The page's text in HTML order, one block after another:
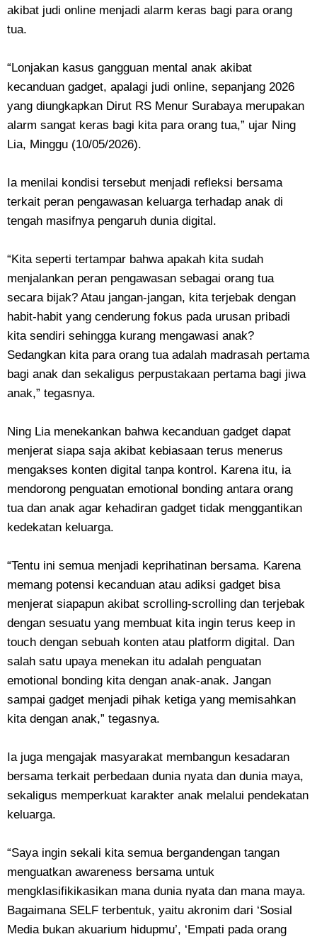
akibat judi online menjadi alarm keras bagi para orang
tua.
“Lonjakan kasus gangguan mental anak akibat
kecanduan gadget, apalagi judi online, sepanjang 2026
yang diungkapkan Dirut RS Menur Surabaya merupakan
alarm sangat keras bagi kita para orang tua,” ujar Ning
Lia, Minggu (10/05/2026).
Ia menilai kondisi tersebut menjadi refleksi bersama
terkait peran pengawasan keluarga terhadap anak di
tengah masifnya pengaruh dunia digital.
“Kita seperti tertampar bahwa apakah kita sudah
menjalankan peran pengawasan sebagai orang tua
secara bijak? Atau jangan-jangan, kita terjebak dengan
habit-habit yang cenderung fokus pada urusan pribadi
kita sendiri sehingga kurang mengawasi anak?
Sedangkan kita para orang tua adalah madrasah pertama
bagi anak dan sekaligus perpustakaan pertama bagi jiwa
anak,” tegasnya.
Ning Lia menekankan bahwa kecanduan gadget dapat
menjerat siapa saja akibat kebiasaan terus menerus
mengakses konten digital tanpa kontrol. Karena itu, ia
mendorong penguatan emotional bonding antara orang
tua dan anak agar kehadiran gadget tidak menggantikan
kedekatan keluarga.
“Tentu ini semua menjadi keprihatinan bersama. Karena
memang potensi kecanduan atau adiksi gadget bisa
menjerat siapapun akibat scrolling-scrolling dan terjebak
dengan sesuatu yang membuat kita ingin terus keep in
touch dengan sebuah konten atau platform digital. Dan
salah satu upaya menekan itu adalah penguatan
emotional bonding kita dengan anak-anak. Jangan
sampai gadget menjadi pihak ketiga yang memisahkan
kita dengan anak,” tegasnya.
Ia juga mengajak masyarakat membangun kesadaran
bersama terkait perbedaan dunia nyata dan dunia maya,
sekaligus memperkuat karakter anak melalui pendekatan
keluarga.
“Saya ingin sekali kita semua bergandengan tangan
menguatkan awareness bersama untuk
mengklasifikikasikan mana dunia nyata dan mana maya.
Bagaimana SELF terbentuk, yaitu akronim dari ‘Sosial
Media bukan akuarium hidupmu’, ‘Empati pada orang